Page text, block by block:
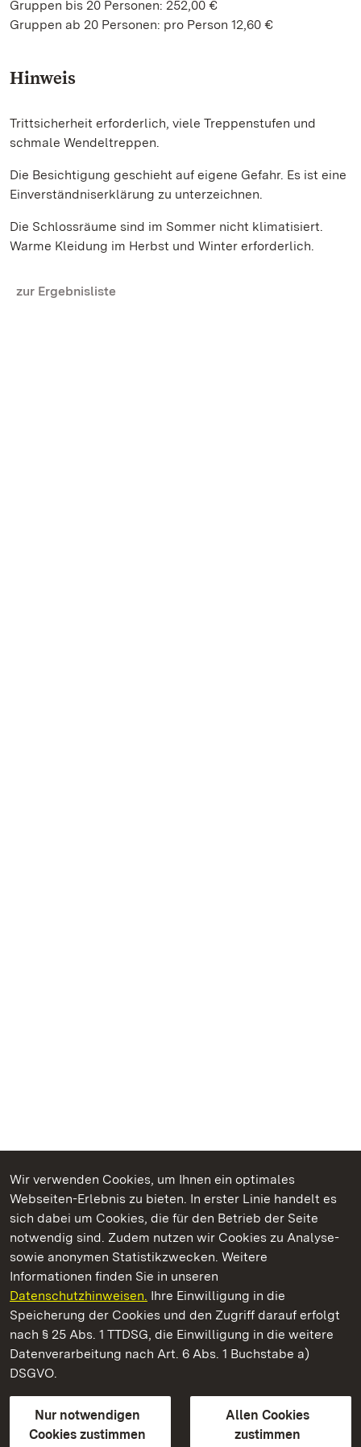
Wir verwenden Cookies, um Ihnen ein optimales
Webseiten-Erlebnis zu bieten. In erster Linie handelt es
sich dabei um Cookies, die für den Betrieb der Seite
notwendig sind. Zudem nutzen wir Cookies zu Analyse-
sowie anonymen Statistikzwecken. Weitere
Informationen finden Sie in unseren
Datenschutzhinweisen. Ihre Einwilligung in die
Speicherung der Cookies und den Zugriff darauf erfolgt
nach § 25 Abs. 1 TTDSG, die Einwilligung in die weitere
Datenverarbeitung nach Art. 6 Abs. 1 Buchstabe a)
DSGVO.
Nur notwendigen
Cookies zustimmen
Allen Cookies
zustimmen
Gruppen bis 20 Personen: 252,00 €
Gruppen ab 20 Personen: pro Person 12,60 €
Hinweis
Trittsicherheit erforderlich, viele Treppenstufen und
schmale Wendeltreppen.
Die Besichtigung geschieht auf eigene Gefahr. Es ist eine
Einverständniserklärung zu unterzeichnen.
Die Schlossräume sind im Sommer nicht klimatisiert.
Warme Kleidung im Herbst und Winter erforderlich.
zur Ergebnisliste
Kommen. Staunen. Genießen.
Staatliche Schlösser und Gärten Baden‑Württemberg
Staatliche Schlösser und Gärten Baden-Württemberg
Kontakt
GebärdenspracheLeichte Sprache
Erklärung zur Barrierefreiheit
BITV-konform (geprüfte Seiten)